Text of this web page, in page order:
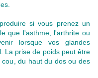
si vous prenez un
que l'asthme, l'arthrite ou
lorsque vos glandes
La prise de poids peut être
du haut du dos ou des